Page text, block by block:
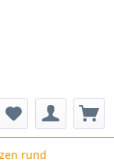
rund